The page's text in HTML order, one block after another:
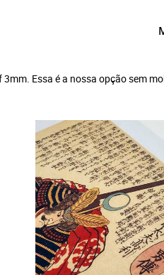
Essa é a nossa opção sem